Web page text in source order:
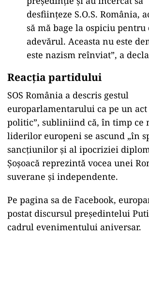
desființeze S.O.S. România,
să mă bage la ospiciu pentru
adevărul. Aceasta nu este
este nazism reînviat”, a
Reacția partidului
SOS România a descris gestul
europarlamentarului ca pe un act
politic”, subliniind că, în timp ce
liderilor europeni se ascund „în
sancțiunilor și al ipocriziei
Șoșoacă reprezintă vocea unei
suverane și independente.
Pe pagina sa de Facebook,
postat discursul președintelui
cadrul evenimentului aniversar.